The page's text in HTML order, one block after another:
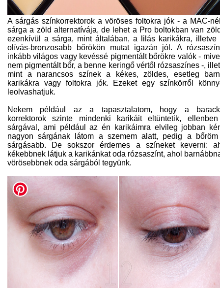
A sárgás színkorrektorok a vöröses foltokra jók - a MAC-
sárga a zöld alternatívája, de lehet a Pro boltokban van
ezenkívül a sárga, mint általában, a lilás karikákra, illetve
olívás-bronzosabb bőrökön mutat igazán jól. A
inkább világos vagy kevéssé pigmentált bőrökre valók -
nem pigmentált bőr, a benne keringő vértől rózsaszínes -,
mint a narancsos színek a kékes, zöldes, esetleg
karikákra vagy foltokra jók. Ezeket egy színkörről
leolvashatjuk.
Nekem például az a tapasztalatom, hogy a
korrektorok szinte mindenki karikáit eltüntetik,
sárgával, ami például az én karikáimra elvileg jobban
nagyon sárgának látom a szemem alatt, pedig a
sárgásabb. De sokszor érdemes a színeket keverni:
kékebbnek látjuk a karikánkat oda rózsaszínt, ahol
vörösebbnek oda sárgából tegyünk.